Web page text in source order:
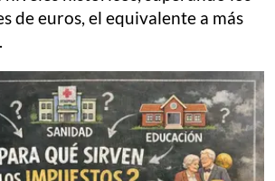
de euros, el equivalente a más